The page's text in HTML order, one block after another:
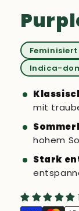
Feminisiert
Indica-
mit
hohem
Stark